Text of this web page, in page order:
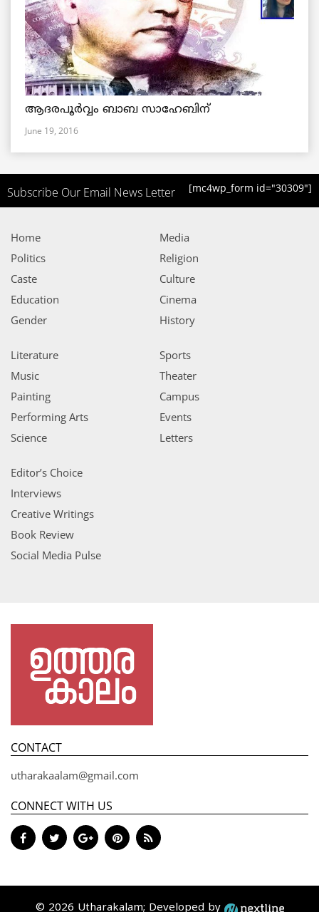
ആദരപൂര്‍വ്വം ബാബ സാഹേബിന്
June 19, 2016
Subscribe Our Email News Letter [mc4wp_form id="30309"]
Home
Politics
Caste
Education
Gender
Media
Religion
Culture
Cinema
History
Literature
Music
Painting
Performing Arts
Science
Sports
Theater
Campus
Events
Letters
Editor’s Choice
Interviews
Creative Writings
Book Review
Social Media Pulse
CONTACT
utharakaalam@gmail.com
CONNECT WITH US
© 2026 Utharakalam; Developed by